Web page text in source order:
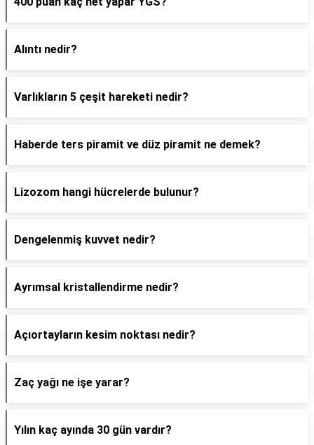
Alıntı nedir?
Varlıkların 5 çeşit hareketi nedir?
Haberde ters piramit ve düz piramit ne demek?
Lizozom hangi hücrelerde bulunur?
Dengelenmiş kuvvet nedir?
Ayrımsal kristallendirme nedir?
Açıortayların kesim noktası nedir?
Zaç yağı ne işe yarar?
Yılın kaç ayında 30 gün vardır?